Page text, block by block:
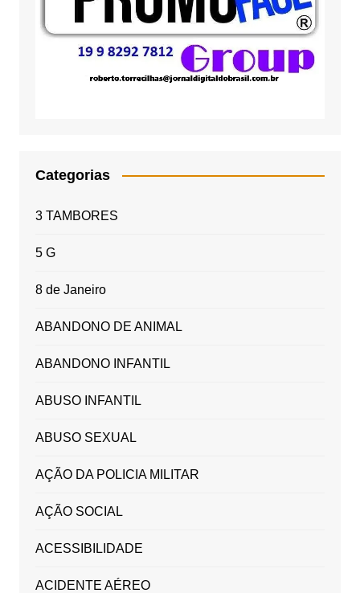
Categorias
3 TAMBORES
5 G
8 de Janeiro
ABANDONO DE ANIMAL
ABANDONO INFANTIL
ABUSO INFANTIL
ABUSO SEXUAL
AÇÃO DA POLICIA MILITAR
AÇÃO SOCIAL
ACESSIBILIDADE
ACIDENTE AÉREO